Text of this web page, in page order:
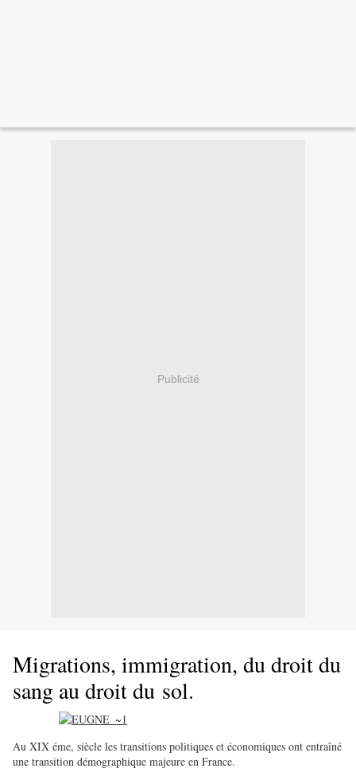
Publicité
Migrations, immigration, du droit du
sang au droit du sol.
Au XIX éme, siècle les transitions politiques et économiques ont entraîné
une transition démographique majeure en France.